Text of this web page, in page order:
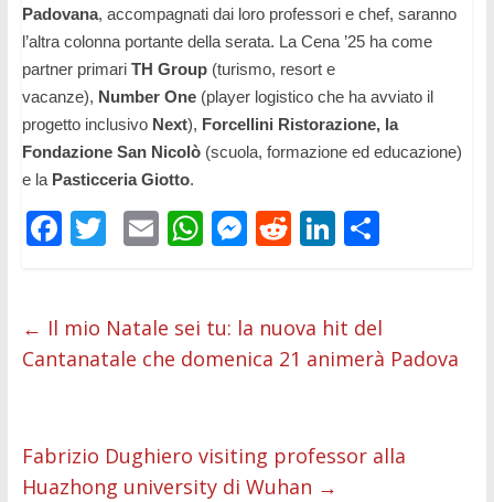
Padovana, accompagnati dai loro professori e chef, saranno
l’altra colonna portante della serata. La Cena ’25 ha come
partner primari TH Group(turismo, resorte
vacanze), Number One(player logistico che ha avviato il
progetto inclusivo Next), Forcellini Ristorazione, la
Fondazione San Nicolò(scuola, formazioneed educazione)
e la Pasticceria Giotto.
F
b
o
k
T
er
E
l
W
s
A
p
M
e
n
er
R
di
t
Li
e
dI
C
di
vi
← Il mio Natale sei tu: la nuova hit del
Cantanatale che domenica 21 animerà Padova
Fabrizio Dughiero visiting professor alla
Huazhong university di Wuhan →